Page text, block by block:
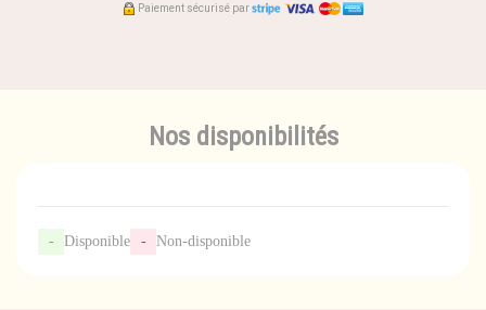
Paiement sécurisé par
Nos disponibilités
- Disponible - Non-disponible